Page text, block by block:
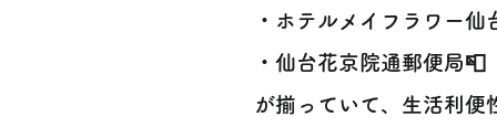
・ホテルメイフラワー仙
・仙台花京院通郵便局📮
が揃っていて、生活利便